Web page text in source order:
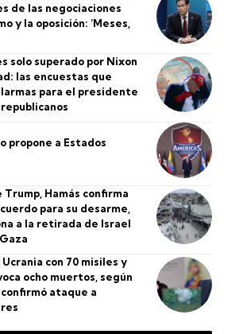
de las negociaciones
y la oposición: ‘Meses,
solo superado por Nixon
las encuestas que
para el presidente
republicanos
propone a Estados
Trump, Hamás confirma
para su desarme,
a la retirada de Israel
con 70 misiles y
ocho muertos, según
ataque a